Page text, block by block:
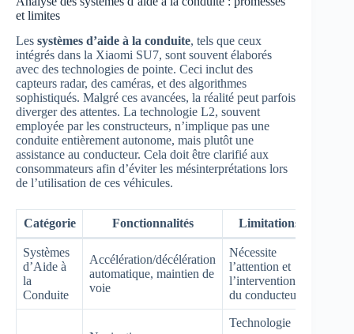
et limites
Les systèmes d’aide à la conduite, tels que ceux
intégrés dans la Xiaomi SU7, sont souvent élaborés
avec des technologies de pointe. Ceci inclut des
capteurs radar, des caméras, et des algorithmes
sophistiqués. Malgré ces avancées, la réalité peut parfois
diverger des attentes. La technologie L2, souvent
employée par les constructeurs, n’implique pas une
conduite entièrement autonome, mais plutôt une
assistance au conducteur. Cela doit être clarifié aux
consommateurs afin d’éviter les mésinterprétations lors
de l’utilisation de ces véhicules.
Catégorie Fonctionnalités Limitations
Systèmes
d’Aide à
la
Conduite
Accélération/décélération
automatique, maintien de
voie
Nécessite
l’attention et
l’intervention
du conducteur
Technologie